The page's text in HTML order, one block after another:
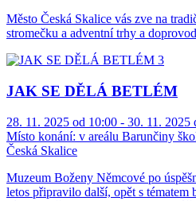
Město Česká Skalice vás zve na
stromečku a adventní trhy a
JAK SE DĚLÁ BETLÉM
28. 11. 2025 od 10:00 - 30. 11. 2025
Místo konání: v areálu Barunčiny
Česká Skalice
Muzeum Boženy Němcové po
letos připravilo další, opět s tématem